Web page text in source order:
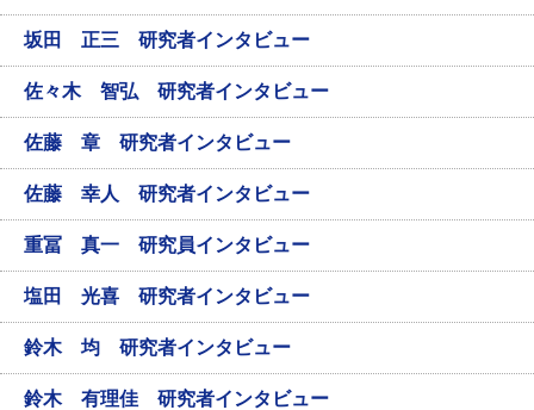
坂田 正三 研究者インタビュー
佐々木 智弘 研究者インタビュー
佐藤 章 研究者インタビュー
佐藤 幸人 研究者インタビュー
重冨 真一 研究員インタビュー
塩田 光喜 研究者インタビュー
鈴木 均 研究者インタビュー
鈴木 有理佳 研究者インタビュー